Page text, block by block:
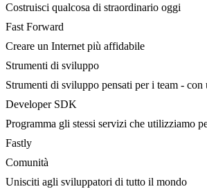
Costruisci qualcosa di straordinario oggi
Fast Forward
Creare un Internet più affidabile
Strumenti di sviluppo
Strumenti di sviluppo pensati per i team - con
Developer SDK
Programma gli stessi servizi che utilizziamo
Fastly
Comunità
Unisciti agli sviluppatori di tutto il mondo